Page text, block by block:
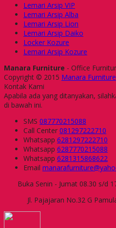
Lemari Arsip VIP
Lemari Arsip Alba
Lemari Arsip Lion
Lemari Arsip Daiko
Locker Kozure
Lemari Arsip Kozure
Manara Furniture - Office
Copyright © 2015 Manara Furniture
Kontak Kami
Apabila ada yang ditanyakan,
di bawah ini.
SMS 087770215088
Call Center 081297222710
Whatsapp 6281297222710
Whatsapp 6287770215088
Whatsapp 6281315868622
Email
Buka Senin - Jumat 08.30 s/d
Jl. Pajajaran No.32 G